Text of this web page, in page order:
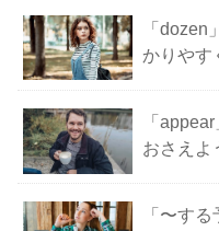
「
かりやす
「
おさえよ
「〜す